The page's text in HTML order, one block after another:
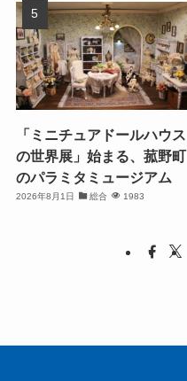
「ミニチュアドールハウス
の世界展」始まる、菰野町
のパラミタミュージアム
2026年8月1日 総合 1983